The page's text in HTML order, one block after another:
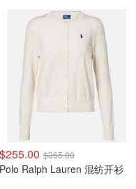
$255.00 $365.00
Polo Ralph Lauren 混纺开衫